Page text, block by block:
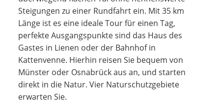
Steigungen zu einer Rundfahrt ein. Mit 35 km
Länge ist es eine ideale Tour für einen Tag,
perfekte Ausgangspunkte sind das Haus des
Gastes in Lienen oder der Bahnhof in
Kattenvenne. Hierhin reisen Sie bequem von
Münster oder Osnabrück aus an, und starten
direkt in die Natur. Vier Naturschutzgebiete
erwarten Sie.